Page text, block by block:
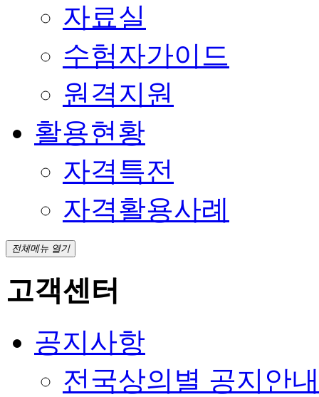
자료실
수험자가이드
원격지원
활용현황
자격특전
자격활용사례
전체메뉴 열기
고객센터
공지사항
전국상의별 공지안내